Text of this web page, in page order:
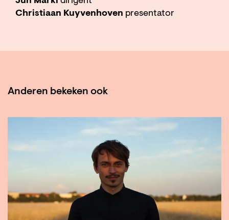
Christiaan Kuyvenhoven presentator
Anderen bekeken ook